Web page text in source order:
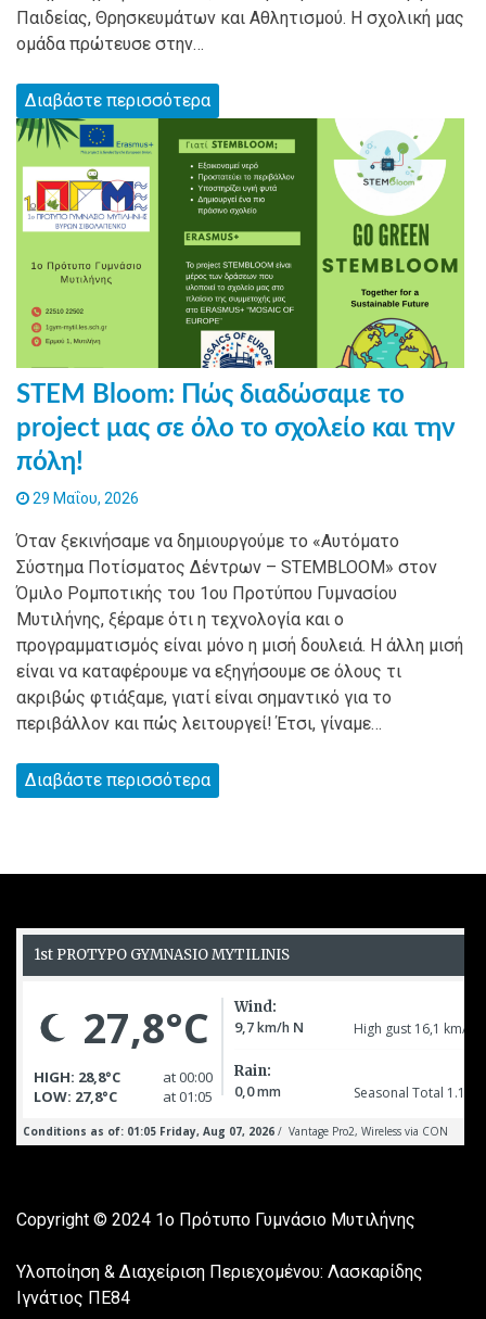
Παιδείας, Θρησκευμάτων και Αθλητισμού. ​​Η σχολική μας
ομάδα πρώτευσε στην…
Διαβάστε περισσότερα
STEM Bloom: Πώς διαδώσαμε το
project μας σε όλο το σχολείο και την
πόλη!
29 Μαΐου, 2026
Όταν ξεκινήσαμε να δημιουργούμε το «Αυτόματο
Σύστημα Ποτίσματος Δέντρων – STEMBLOOM» στον
Όμιλο Ρομποτικής του 1ου Προτύπου Γυμνασίου
Μυτιλήνης, ξέραμε ότι η τεχνολογία και ο
προγραμματισμός είναι μόνο η μισή δουλειά. Η άλλη μισή
είναι να καταφέρουμε να εξηγήσουμε σε όλους τι
ακριβώς φτιάξαμε, γιατί είναι σημαντικό για το
περιβάλλον και πώς λειτουργεί! Έτσι, γίναμε…
Διαβάστε περισσότερα
Copyright © 2024 1ο Πρότυπο Γυμνάσιο Μυτιλήνης
Υλοποίηση & Διαχείριση Περιεχομένου: Λασκαρίδης
Ιγνάτιος ΠΕ84